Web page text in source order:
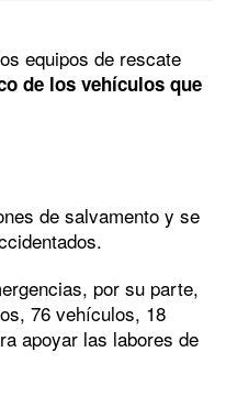
equipos de rescate
de los vehículos que
de salvamento y se
por su parte,
76 vehículos, 18
apoyar las labores de